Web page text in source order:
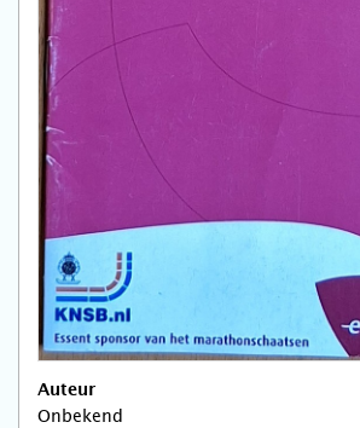
Auteur
Onbekend